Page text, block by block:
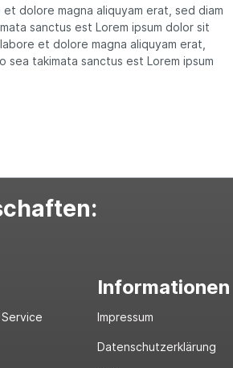
dolore magna aliquyam erat, sed diam
sanctus est Lorem ipsum dolor sit
et dolore magna aliquyam erat,
takimata sanctus est Lorem ipsum
Informationen
Impressum
Datenschutzerklärung